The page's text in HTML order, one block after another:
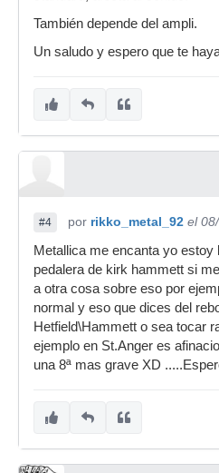
También depende del ampli.
Un saludo y espero que te
#4 por rikko_metal_92 el
Metallica me encanta yo estoy
pedalera de kirk hammett si
a otra cosa sobre eso por
normal y eso que dices del
Hetfield\Hammett o sea tocar
ejemplo en St.Anger es
una 8ª mas grave XD